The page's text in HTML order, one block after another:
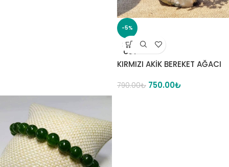
-5%
SOLD
OUT
KIRMIZI AKİK BEREKET AĞACI
790.00₺ 750.00₺